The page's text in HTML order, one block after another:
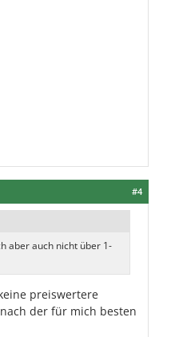
#4
aber auch nicht über 1-
preiswertere
der für mich besten